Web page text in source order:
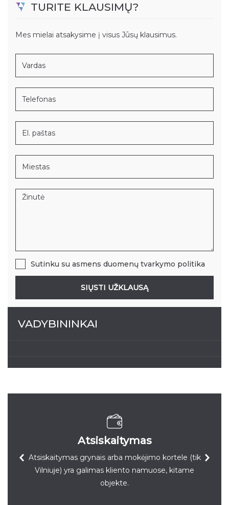
TURITE KLAUSIMŲ?
Mes mielai atsakysime į visus Jūsų klausimus.
Sutinku su asmens duomenų tvarkymo politika
SIŲSTI UŽKLAUSĄ
VADYBININKAI
Atsiskaitymas
Atsiskaitymas grynais arba mokėjimo kortele (tik
Vilniuje) yra galimas kliento namuose, kitame
objekte.